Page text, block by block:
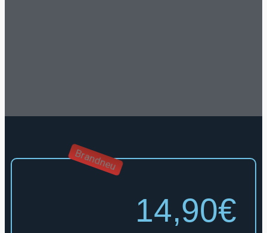
Brandneu
14,90€